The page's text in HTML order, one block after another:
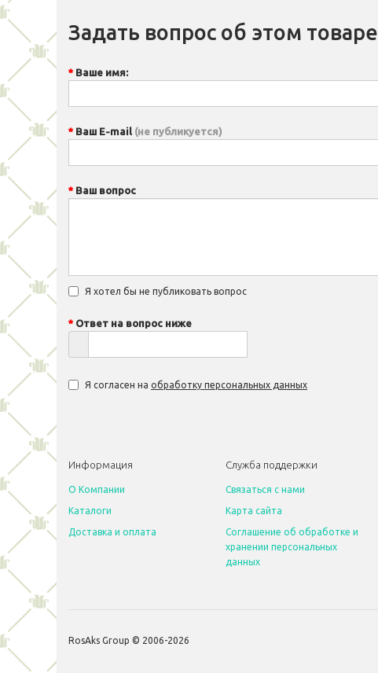
Задать вопрос об этом товаре
Ваше имя:
Ваш E-mail (не публикуется)
Ваш вопрос
Я хотел бы не публиковать вопрос
Ответ на вопрос ниже
Я согласен на обработку персональных данных
Информация
O Компании
Каталоги
Доставка и оплата
Служба поддержки
Связаться с нами
Карта сайта
Соглашение об обработке и
хранении персональных
данных
RosAks Group © 2006-2026